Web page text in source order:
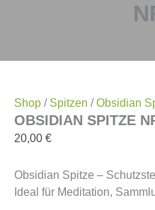
Shop / Spitzen /Obsidian
OBSIDIAN SPITZE
20,00 €
Obsidian Spitze –
Ideal für Meditation,